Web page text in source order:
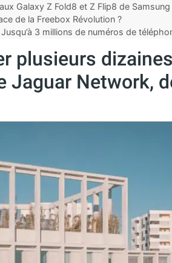
Galaxy Z Fold8 et Z Flip8 de Samsung
de la Freebox Révolution ?
3 millions de numéros de
plusieurs
Jaguar Network,